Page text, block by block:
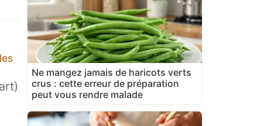
Ne mangez jamais de haricots verts
crus : cette erreur de préparation
peut vous rendre malade